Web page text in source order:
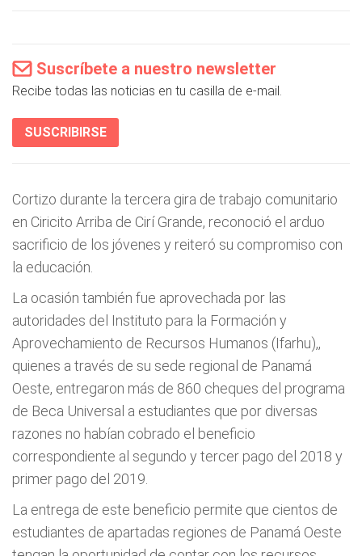
Suscríbete a nuestro newsletter
Recibe todas las noticias en tu casilla de e-mail.
SUSCRIBIRSE
Cortizo durante la tercera gira de trabajo comunitario
en Ciricito Arriba de Cirí Grande, reconoció el arduo
sacrificio de los jóvenes y reiteró su compromiso con
la educación.
La ocasión también fue aprovechada por las
autoridades del Instituto para la Formación y
Aprovechamiento de Recursos Humanos (Ifarhu),,
quienes a través de su sede regional de Panamá
Oeste, entregaron más de 860 cheques del programa
de Beca Universal a estudiantes que por diversas
razones no habían cobrado el beneficio
correspondiente al segundo y tercer pago del 2018 y
primer pago del 2019.
La entrega de este beneficio permite que cientos de
estudiantes de apartadas regiones de Panamá Oeste